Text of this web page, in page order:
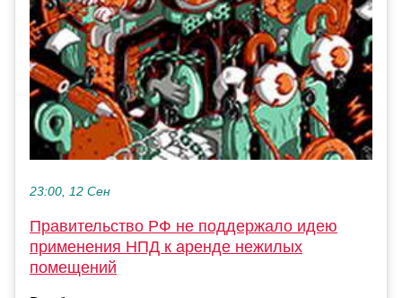
23:00, 12 Сен
Правительство РФ не поддержало идею
применения НПД к аренде нежилых
помещений